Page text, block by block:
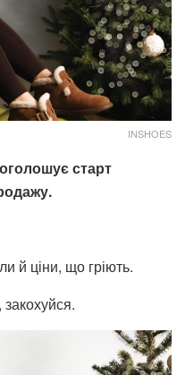
INSHOES
старт
й ціни, що гріють.